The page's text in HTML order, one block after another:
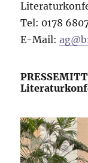
Tel: 0178
E-Mail: